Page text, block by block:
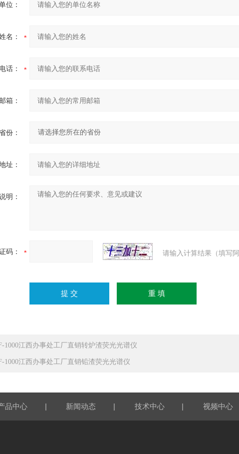
位：
名：
话：
箱：
份：
址：
明：
码： 请输入计算结果（填写
1000江西办事处工厂直销转炉渣荧光光谱仪
1000江西办事处工厂直销铅渣荧光光谱仪
品中心 | 新闻动态 | 技术中心 | 视频中心